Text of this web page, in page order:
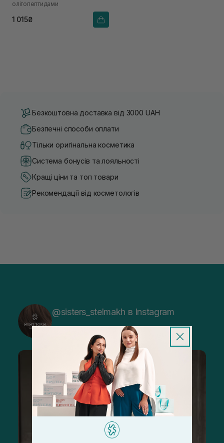
олігопептидами
1 015₴
Безкоштовна доставка від 3000 UAH
Безпечні способи оплати
Тільки оригінальна косметика
Система бонусів та лояльності
Кращі ціни та топ товари
Рекомендації від косметологів
@sisters_stelmakh в Instagram